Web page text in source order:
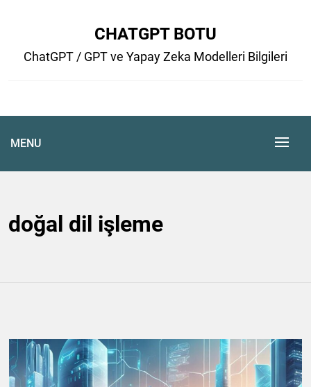
CHATGPT BOTU
ChatGPT / GPT ve Yapay Zeka Modelleri Bilgileri
MENU
doğal dil işleme